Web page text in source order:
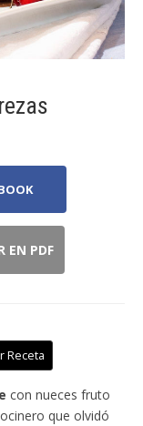
EN PDF
Receta
con nueces fruto
que olvidó